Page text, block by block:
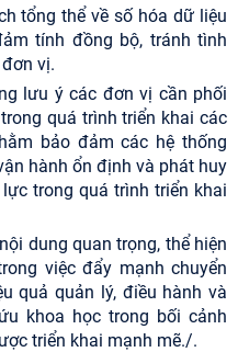
tổng thể về số hóa dữ liệu
tính đồng bộ, tránh tình
vị.
lưu ý các đơn vị cần phối
quá trình triển khai các
bảo đảm các hệ thống
hành ổn định và phát huy
trong quá trình triển khai
dung quan trọng, thể hiện
việc đẩy mạnh chuyển
quả quản lý, điều hành và
khoa học trong bối cảnh
triển khai mạnh mẽ./.